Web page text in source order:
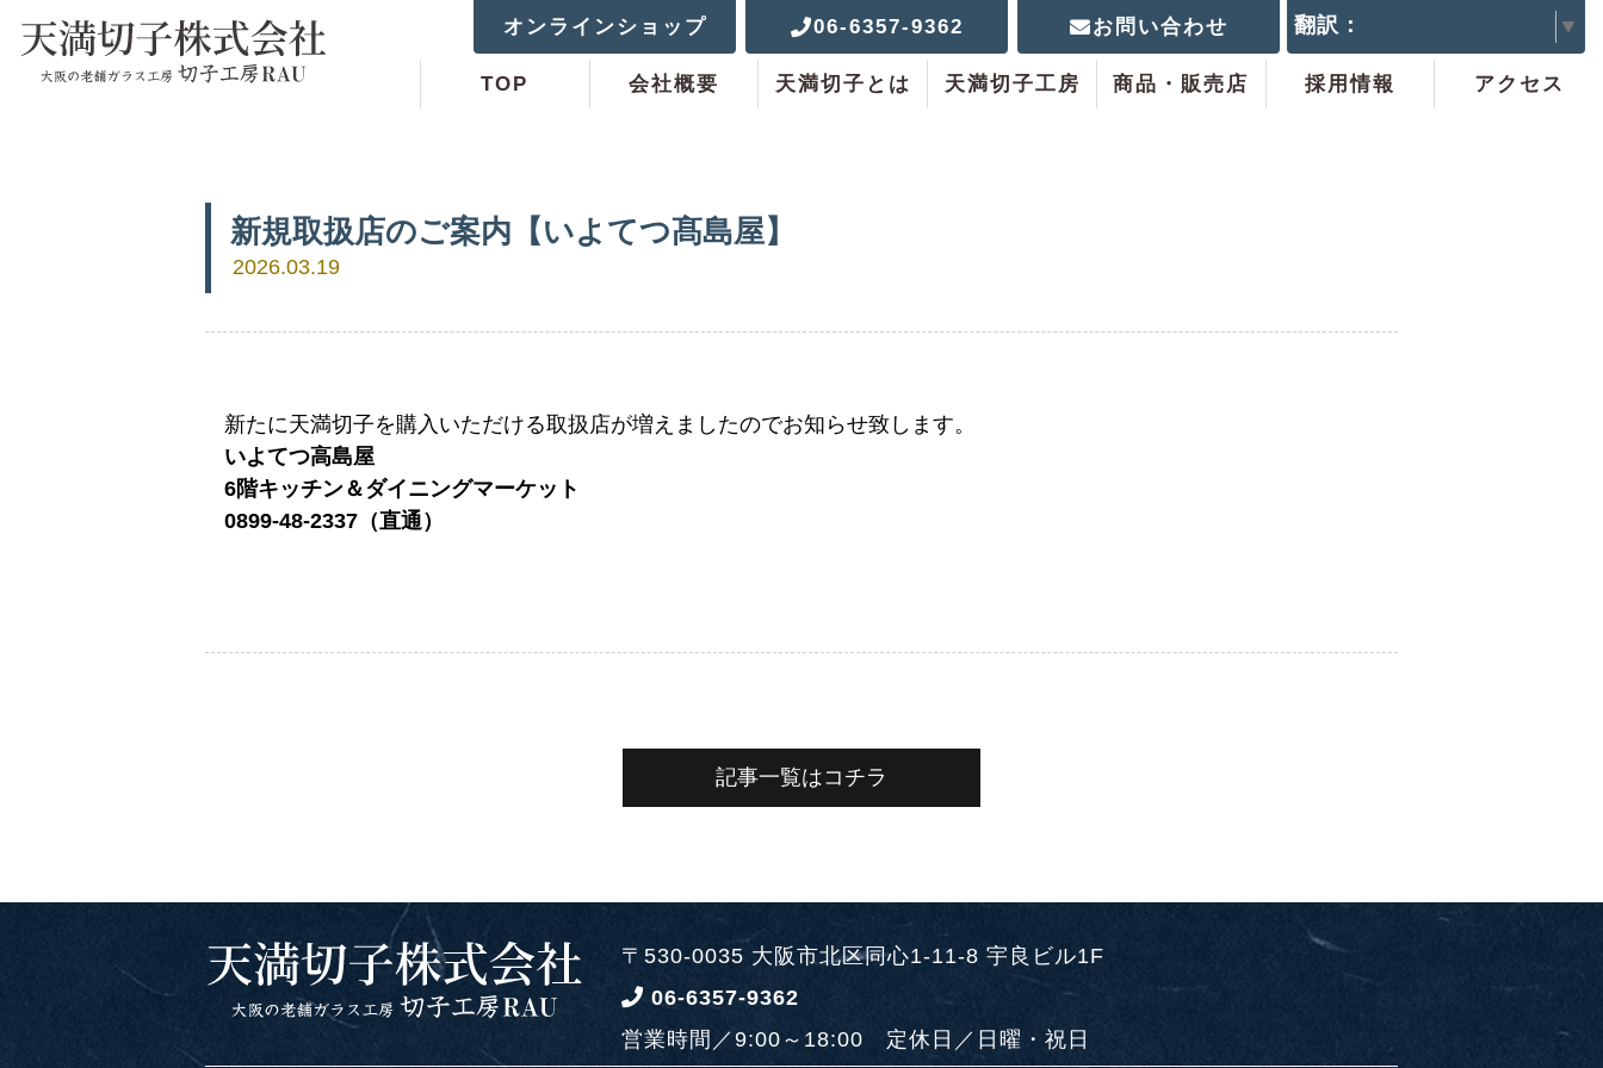
オンラインショップ 06-6357-9362 お問い合わせ
TOP 会社概要 天満切子とは 天満切子工房 商品・販売店 採用情報 アクセス
翻訳： ▼
新規取扱店のご案内【いよてつ髙島屋】
2026.03.19
新たに天満切子を購入いただける取扱店が増えましたのでお知らせ致します。
いよてつ高島屋
6階キッチン＆ダイニングマーケット
0899-48-2337（直通）
記事一覧はコチラ
〒530-0035 大阪市北区同心1-11-8 宇良ビル1F
06-6357-9362
営業時間／9:00～18:00 定休日／日曜・祝日